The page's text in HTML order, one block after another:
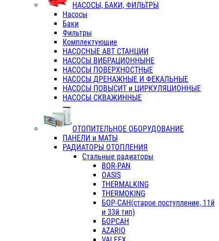
НАСОСЫ, БАКИ, ФИЛЬТРЫ
Насосы
Баки
Фильтры
Комплектующие
НАСОСНЫЕ АВТ СТАНЦИИ
НАСОСЫ ВИБРАЦИОННЫНЕ
НАСОСЫ ПОВЕРХНОСТНЫЕ
НАСОСЫ ДРЕНАЖНЫЕ И ФЕКАЛЬНЫЕ
НАСОСЫ ПОВЫСИТ и ЦИРКУЛЯЦИОННЫЕ
НАСОСЫ СКВАЖИННЫЕ
ОТОПИТЕЛЬНОЕ ОБОРУДОВАНИЕ
ПАНЕЛИ и МАТЫ
РАДИАТОРЫ ОТОПЛЕНИЯ
Стальные радиаторы
BOR-PAN
OASIS
THERMALKING
THERMOKING
БОР-САН(старое поступление, 11й
и 33й тип)
БОРСАН
AZARIO